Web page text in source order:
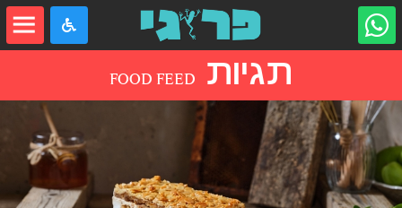
תגיות FOOD FEED